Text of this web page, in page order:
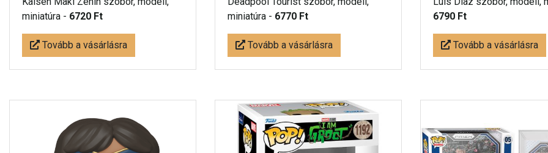
miniatúra - 6720 Ft
Tovább a vásárlásra
miniatúra - 6770 Ft
Tovább a vásárlásra
6790 Ft
Tovább a vásárlásra